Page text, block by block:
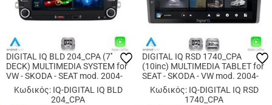
DIGITAL IQ BLD 204_CPA (7''
DECK) MULTIMEDIA SYSTEM for
VW - SKODA - SEAT mod. 2004-
2014Κωδικός: IQ-DIGITAL IQ BLD
204_CPA
DIGITAL IQ RSD 1740_CPA
(10inc) MULTIMEDIA TABLET for
SEAT - SKODA - VW mod. 2004-
2014Κωδικός: IQ-DIGITAL IQ RSD
1740_CPA